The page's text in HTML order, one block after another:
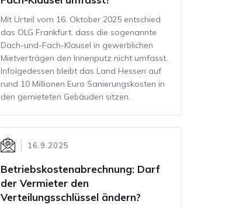
Mit Urteil vom 16. Oktober 2025 entschied
das OLG Frankfurt, dass die sogenannte
Dach-und-Fach-Klausel in gewerblichen
Mietverträgen den Innenputz nicht umfasst.
Infolgedessen bleibt das Land Hessen auf
rund 10 Millionen Euro Sanierungskosten in
den gemieteten Gebäuden sitzen.
16.9.2025
Betriebskostenabrechnung: Darf
der Vermieter den
Verteilungsschlüssel ändern?